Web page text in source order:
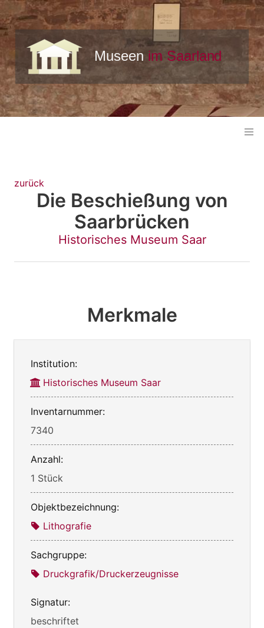
zurück
Die Beschießung von
Saarbrücken
Historisches Museum Saar
Merkmale
Institution:
Historisches Museum Saar
Inventarnummer:
7340
Anzahl:
1 Stück
Objektbezeichnung:
Lithografie
Sachgruppe:
Druckgrafik/Druckerzeugnisse
Signatur:
beschriftet